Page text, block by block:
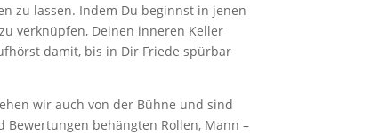
zu lassen. Indem Du beginnst in jenen
verknüpfen, Deinen inneren Keller
damit, bis in Dir Friede spürbar
wir auch von der Bühne und sind
behängten Rollen, Mann –